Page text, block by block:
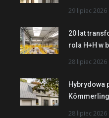
29 lipiec 2026
20 lat
rola H+H w
28 lipiec 2026
Hybrydowa
28 lipiec 2026